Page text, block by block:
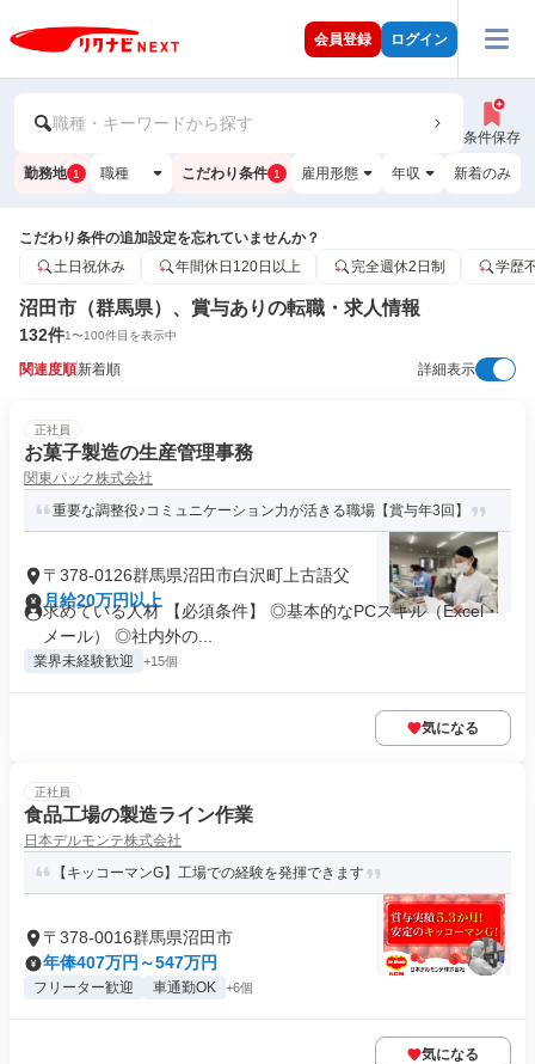
会員登録 ログイン
職種・キーワードから探す
条件保存
勤務地 1 職種 こだわり条件 1 雇用形態 年収 新着のみ
こだわり条件の追加設定を忘れていませんか？
土日祝休み
年間休日120日以上 完全週休2日制 学歴
沼田市（群馬県）、賞与ありの転職・求人情報
132件1〜100件目を表示中
関連度順新着順 詳細表示
正社員
お菓子製造の生産管理事務
関東パック株式会社
重要な調整役♪コミュニケーション力が活きる職場【賞与年3回】
〒378-0126群馬県沼田市白沢町上古語父
月給20万円以上
求めている人材 【必須条件】 ◎基本的なPCスキル（Excel・
メール） ◎社内外の...
業界未経験歓迎 +15個
気になる
正社員
食品工場の製造ライン作業
日本デルモンテ株式会社
【キッコーマンG】工場での経験を発揮できます
〒378-0016群馬県沼田市
年俸407万円～547万円
フリーター歓迎 車通勤OK +6個
気になる